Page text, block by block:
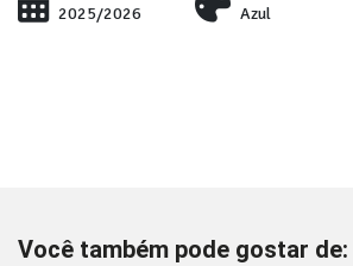
2025/2026 Azul
Você também pode gostar de: